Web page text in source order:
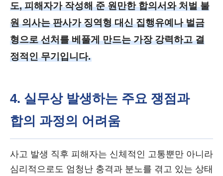
도, 피해자가 작성해 준 원만한 합의서와 처벌 불
원 의사는 판사가 징역형 대신 집행유예나 벌금
형으로 선처를 베풀게 만드는 가장 강력하고 결
정적인 무기입니다.
4. 실무상 발생하는 주요 쟁점과
합의 과정의 어려움
사고 발생 직후 피해자는 신체적인 고통뿐만 아니라
심리적으로도 엄청난 충격과 분노를 겪고 있는 상태